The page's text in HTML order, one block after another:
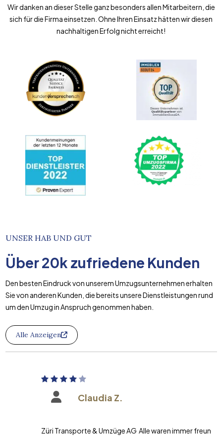
Wir danken an dieser Stelle ganz besonders allen Mitarbeitern, die
sich für die Firma einsetzen. Ohne Ihren Einsatz hätten wir diesen
nachhaltigen Erfolg nicht erreicht!
UNSER HAB UND GUT
Über20k zufriedene Kunden
Den besten Eindruck von unserem Umzugsunternehmen erhalten
Sie von anderen Kunden, die bereits unsere Dienstleistungen rund
um den Umzug in Anspruch genommen haben.
Alle Anzeigen
Claudia Z.
Züri Transporte & Umzüge AG Alle waren immer freundlich